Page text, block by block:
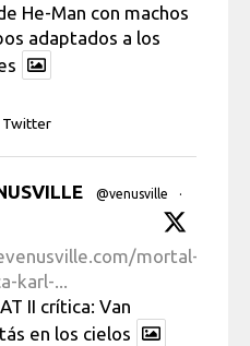
He-Man con machos
adaptados a los
Twitter
@venusville
·
mortal-
karl-...
II crítica: Van
en los cielos